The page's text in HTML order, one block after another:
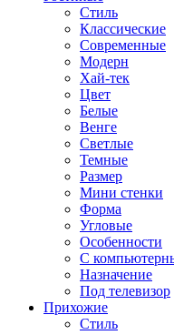
Стиль
Классические
Современные
Модерн
Хай-тек
Цвет
Белые
Венге
Светлые
Темные
Размер
Мини стенки
Форма
Угловые
Особенности
С
Назначение
Под телевизор
Прихожие
Стиль